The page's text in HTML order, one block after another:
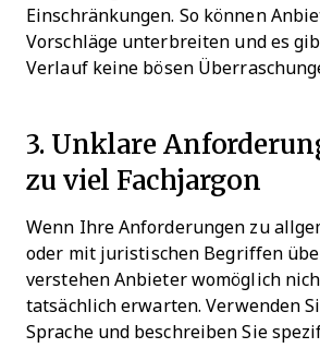
Einschränkungen. So können
Vorschläge unterbreiten und es
Verlauf keine bösen
3. Unklare
zu viel Fachjargon
Wenn Ihre Anforderungen zu
oder mit juristischen Begriffen
verstehen Anbieter womöglich
tatsächlich erwarten. Verwenden
Sprache und beschreiben Sie